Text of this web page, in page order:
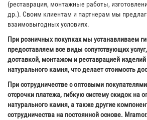
(реставрация, монтажные работы,
др.). Своим клиентам и партнерам мы
взаимовыгодных условиях.
При розничных покупках мы устанавливаем
предоставляем все виды сопутствующих
доставкой, монтажом и реставрацией
натурального камня, что делает стоимость
При сотрудничестве с оптовыми
отсрочки платежа, гибкую систему скидок на
натурального камня, а также другие
сотрудничества на постоянной основе.